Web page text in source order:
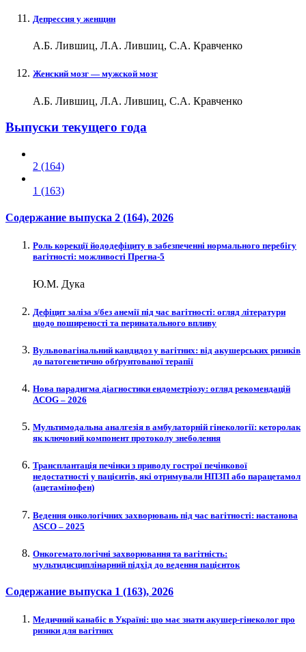
Депрессия у женщин
А.Б. Лившиц, Л.А. Лившиц, С.А. Кравченко
Женский мозг — мужской мозг
А.Б. Лившиц, Л.А. Лившиц, С.А. Кравченко
Выпуски текущего года
2 (164)
1 (163)
Содержание выпуска 2 (164), 2026
Роль корекції йододефіциту в забезпеченні нормального перебігу
вагітності: можливості Прегна-5
Ю.М. Дука
Дефіцит заліза з/без анемії під час вагітності: огляд літератури
щодо поширеності та перинатального впливу
Вульвовагінальний кандидоз у вагітних: від акушерських ризиків
до патогенетично обґрунтованої терапії
Нова парадигма діагностики ендометріозу: огляд рекомендацій
ACOG – 2026
Мультимодальна аналгезія в амбулаторній гінекології: кеторолак
як ключовий компонент протоколу знеболення
Трансплантація печінки з приводу гострої печінкової
недостатності у пацієнтів, які отримували НПЗП або парацетамол
(ацетамінофен)
Ведення онкологічних захворювань під час вагітності: настанова
ASCO – 2025
Онкогематологічні захворювання та вагітність:
мультидисциплінарний підхід до ведення пацієнток
Содержание выпуска 1 (163), 2026
Медичний канабіс в Україні: що має знати акушер-гінеколог про
ризики для вагітних